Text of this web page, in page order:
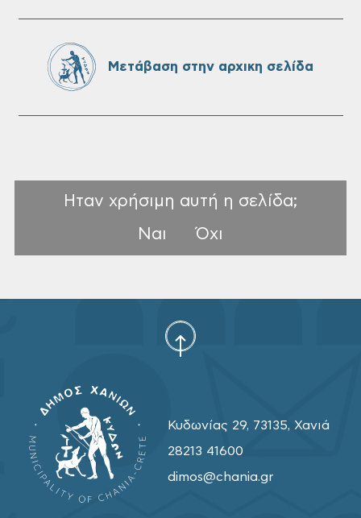
πρόσληψη προσωπικού με σχέση
σχολικών μονάδων
Μετάβαση στην αρχικη σελίδα
Ηταν χρήσιμη αυτή η σελίδα;
Ναι
Όχι
Κυδωνίας 29, 73135, Χανιά
28213 41600
dimos@chania.gr